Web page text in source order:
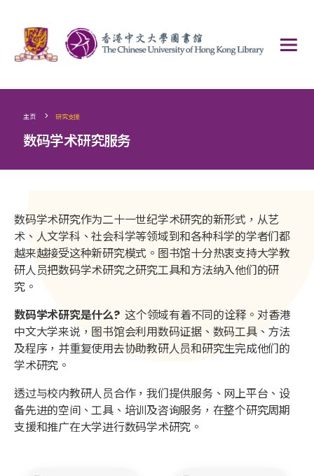
主页 > 研究支援
数码学术研究服务
数码学术研究作为二十一世纪学术研究的新形式，从艺
术、人文学科、社会科学等领域到和各种科学的学者们都
越来越接受这种新研究模式。图书馆十分热衷支持大学教
研人员把数码学术研究之研究工具和方法纳入他们的研
究。
数码学术研究是什么?这个领域有着不同的诠释。对香港
中文大学来说，图书馆会利用数码证据、数码工具、方法
及程序，并重复使用去协助教研人员和研究生完成他们的
学术研究。
透过与校内教研人员合作，我们提供服务、网上平台、设
备先进的空间、工具、培训及咨询服务，在整个研究周期
支援和推广在大学进行数码学术研究。